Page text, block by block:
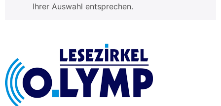
Ihrer Auswahl entsprechen.